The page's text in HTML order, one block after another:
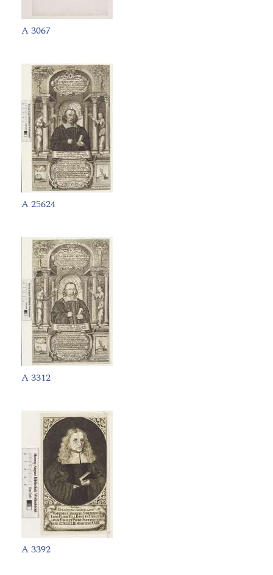
A 3067
A 25624
A 3312
A 3392